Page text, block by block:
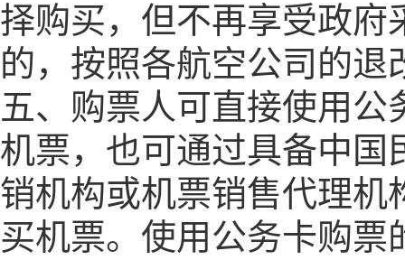
择购买，但不再享受政府
的，按照各航空公司的退
五、购票人可直接使用
机票，也可通过具备中国
销机构或机票销售代理机
买机票。使用公务卡购